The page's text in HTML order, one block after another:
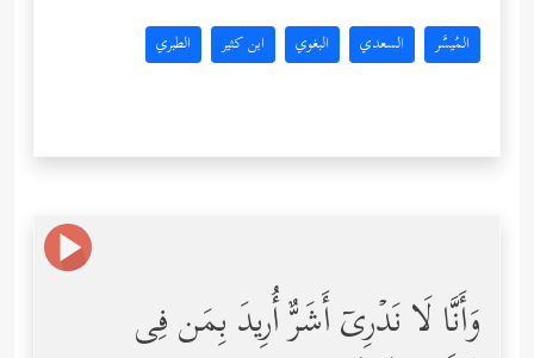
المُيسَّر السعدي البغوي ابن كثير الطبري
وَأَنَّا لَا نَدۡرِیۤ أَشَرٌّ أُرِیدَ بِمَن فِی